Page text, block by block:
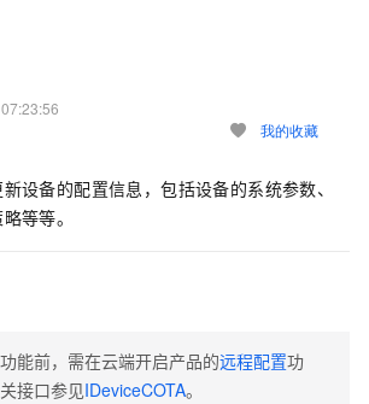
我的收藏
设备的配置信息，包括设备的系统参数、
等等。
能前，需在云端开启产品的远程配置功
接口参见IDeviceCOTA。